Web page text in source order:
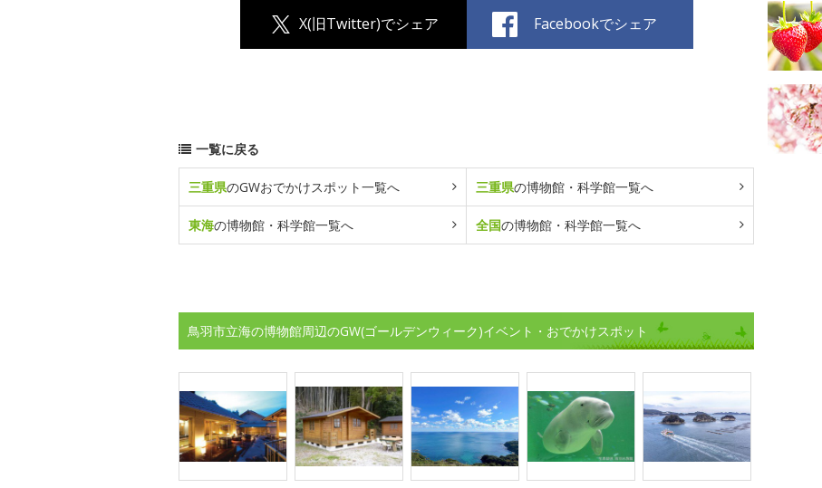
X(旧Twitter)でシェア Facebookでシェア
一覧に戻る
三重県のGWおでかけスポット一覧へ 三重県の博物館・科学館一覧へ
東海の博物館・科学館一覧へ 全国の博物館・科学館一覧へ
鳥羽市立海の博物館周辺のGW(ゴールデンウィーク)イベント・おでかけスポット